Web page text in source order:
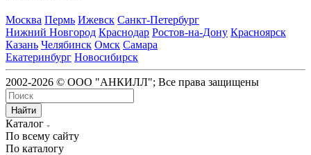
Москва Пермь Ижевск Санкт-Петербург
Нижний Новгород Краснодар Ростов-на-Дону Красноярск
Казань Челябинск Омск Самара
Екатеринбург Новосибирск
2002-2026 © ООО "АНКИЛЛ"; Все права защищены
Найти
Каталог
По всему сайту
По каталогу